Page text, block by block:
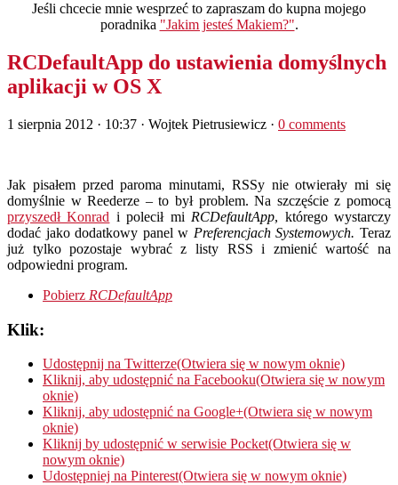
Jeśli chcecie mnie wesprzeć to zapraszam do kupna mojego
poradnika "Jakim jesteś Makiem?".
RCDefaultApp do ustawienia domyślnych
aplikacji w OS X
1 sierpnia 2012 · 10:37 · Wojtek Pietrusiewicz · 0 comments
Jak pisałem przed paroma minutami, RSSy nie otwierały mi się
domyślnie w Reederze – to był problem. Na szczęście z pomocą
przyszedł Konrad i polecił mi RCDefaultApp, którego wystarczy
dodać jako dodatkowy panel w Preferencjach Systemowych. Teraz
już tylko pozostaje wybrać z listy RSS i zmienić wartość na
odpowiedni program.
Pobierz RCDefaultApp
Klik:
Udostępnij na Twitterze(Otwiera się w nowym oknie)
Kliknij, aby udostępnić na Facebooku(Otwiera się w nowym
oknie)
Kliknij, aby udostępnić na Google+(Otwiera się w nowym
oknie)
Kliknij by udostępnić w serwisie Pocket(Otwiera się w
nowym oknie)
Udostępniej na Pinterest(Otwiera się w nowym oknie)